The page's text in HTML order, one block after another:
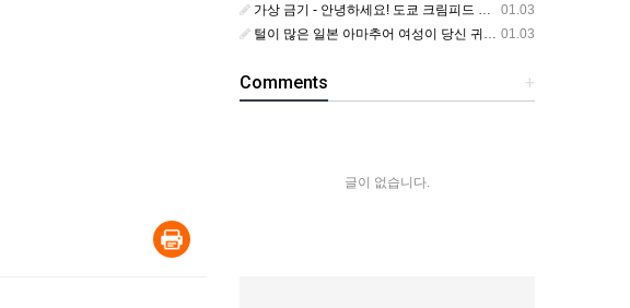
01.03
가상 금기 - 안녕하세요! 도쿄 크림피드 시엘에서
01.03
털이 많은 일본 아마추어 여성이 당신 귀에 대고 신음하며 자위합니다. 그녀가 오르가즘에 도달하는 모습을 보세요?
+
Comments
글이 없습니다.